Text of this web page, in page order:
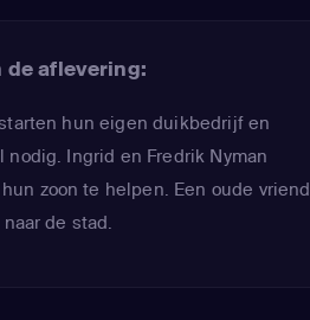
de aflevering:
hun eigen duikbedrijf en
nodig. Ingrid en Fredrik Nyman
zoon te helpen. Een oude vriend
de stad.